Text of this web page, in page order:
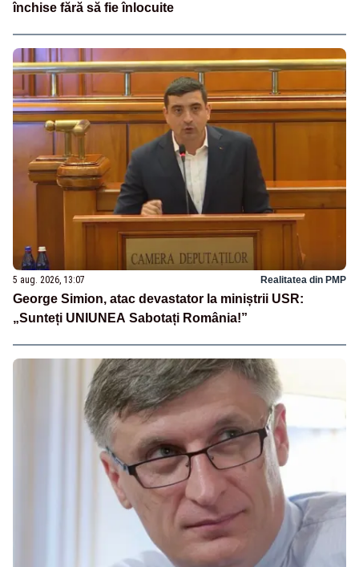
închise fără să fie înlocuite
5 aug. 2026, 13:07 Realitatea din PMP
George Simion, atac devastator la miniștrii USR:
„Sunteți UNIUNEA Sabotați România!”